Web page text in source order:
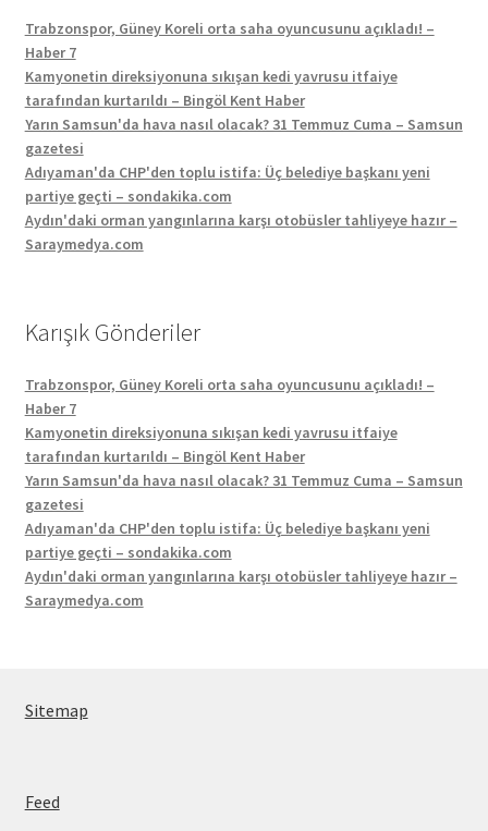
Trabzonspor, Güney Koreli orta saha oyuncusunu açıkladı! –
Haber 7
Kamyonetin direksiyonuna sıkışan kedi yavrusu itfaiye
tarafından kurtarıldı – Bingöl Kent Haber
Yarın Samsun'da hava nasıl olacak? 31 Temmuz Cuma – Samsun
gazetesi
Adıyaman'da CHP'den toplu istifa: Üç belediye başkanı yeni
partiye geçti – sondakika.com
Aydın'daki orman yangınlarına karşı otobüsler tahliyeye hazır –
Saraymedya.com
Karışık Gönderiler
Trabzonspor, Güney Koreli orta saha oyuncusunu açıkladı! –
Haber 7
Kamyonetin direksiyonuna sıkışan kedi yavrusu itfaiye
tarafından kurtarıldı – Bingöl Kent Haber
Yarın Samsun'da hava nasıl olacak? 31 Temmuz Cuma – Samsun
gazetesi
Adıyaman'da CHP'den toplu istifa: Üç belediye başkanı yeni
partiye geçti – sondakika.com
Aydın'daki orman yangınlarına karşı otobüsler tahliyeye hazır –
Saraymedya.com
Sitemap
Feed